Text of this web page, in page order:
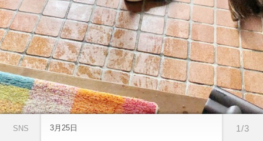
SNS 1/3
3月25日